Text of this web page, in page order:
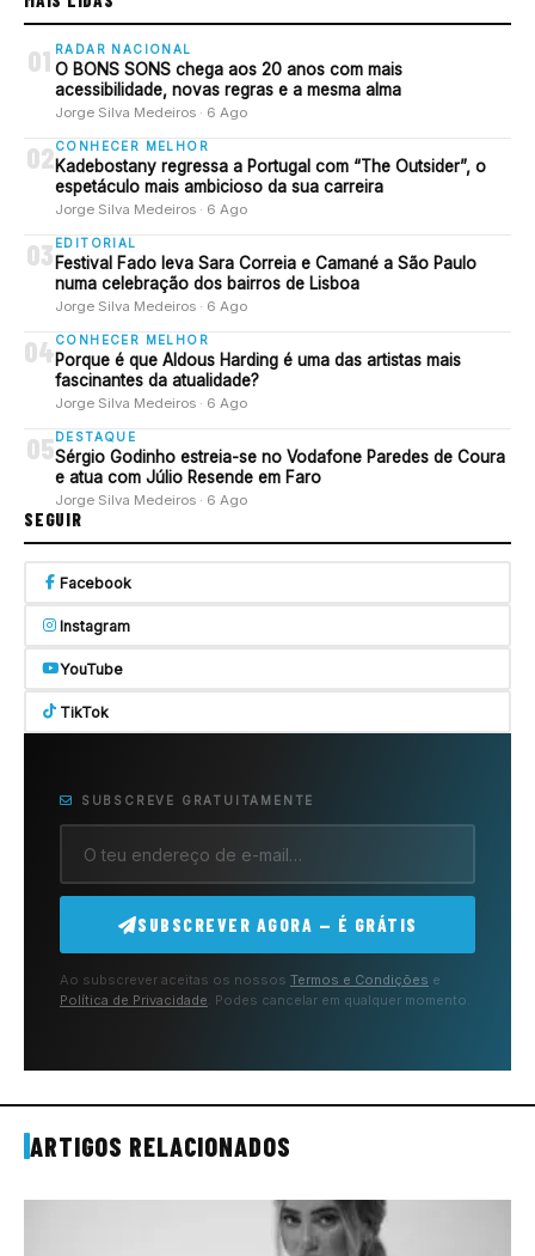
01 RADAR NACIONAL
O BONS SONS chega aos 20 anos com mais
acessibilidade, novas regras e a mesma alma
Jorge Silva Medeiros · 6 Ago
02 CONHECER MELHOR
Kadebostany regressa a Portugal com “The Outsider”, o
espetáculo mais ambicioso da sua carreira
Jorge Silva Medeiros · 6 Ago
03 EDITORIAL
Festival Fado leva Sara Correia e Camané a São Paulo
numa celebração dos bairros de Lisboa
Jorge Silva Medeiros · 6 Ago
04CONHECER MELHOR
Porque é que Aldous Harding é uma das artistas mais
fascinantes da atualidade?
Jorge Silva Medeiros · 6 Ago
05 DESTAQUE
Sérgio Godinho estreia-se no Vodafone Paredes de Coura
e atua com Júlio Resende em Faro
Jorge Silva Medeiros · 6 Ago
SEGUIR
Facebook
Instagram
YouTube
TikTok
SUBSCREVE GRATUITAMENTE
SUBSCREVER AGORA — É GRÁTIS
Ao subscrever aceitas os nossos Termos e Condições e
Política de Privacidade. Podes cancelar em qualquer momento.
ARTIGOS RELACIONADOS